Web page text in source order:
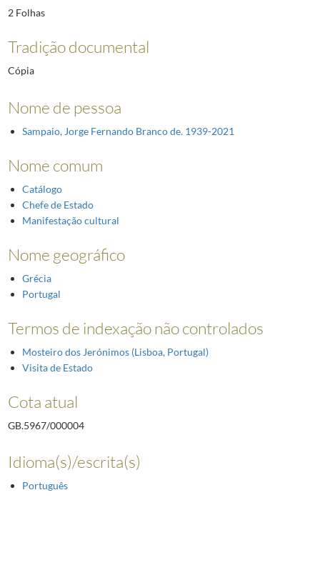
2 Folhas
Tradição documental
Cópia
Nome de pessoa
Sampaio, Jorge Fernando Branco de. 1939-2021
Nome comum
Catálogo
Chefe de Estado
Manifestação cultural
Nome geográfico
Grécia
Portugal
Termos de indexação não controlados
Mosteiro dos Jerónimos (Lisboa, Portugal)
Visita de Estado
Cota atual
GB.5967/000004
Idioma(s)/escrita(s)
Português